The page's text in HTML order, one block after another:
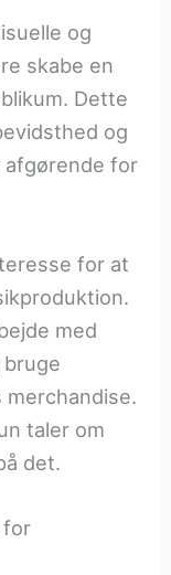
og
skabe en
Dette
og
afgørende for
for at
med
taler om
det.
for